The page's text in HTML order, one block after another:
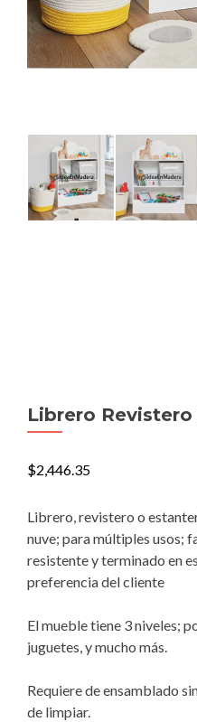
Librero Revistero
$2,446.35
Librero, revistero o
nuve; para múltiples usos;
resistente y terminado en
preferencia del cliente
El mueble tiene 3 niveles;
juguetes, y mucho más.
Requiere de ensamblado
de limpiar.